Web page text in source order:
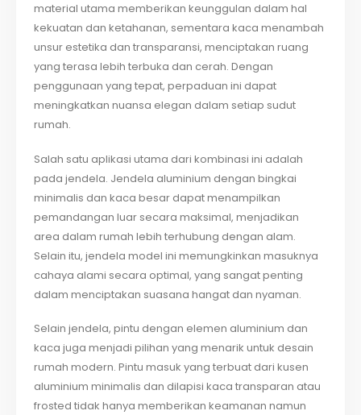
material utama memberikan keunggulan dalam hal
kekuatan dan ketahanan, sementara kaca menambah
unsur estetika dan transparansi, menciptakan ruang
yang terasa lebih terbuka dan cerah. Dengan
penggunaan yang tepat, perpaduan ini dapat
meningkatkan nuansa elegan dalam setiap sudut
rumah.
Salah satu aplikasi utama dari kombinasi ini adalah
pada jendela. Jendela aluminium dengan bingkai
minimalis dan kaca besar dapat menampilkan
pemandangan luar secara maksimal, menjadikan
area dalam rumah lebih terhubung dengan alam.
Selain itu, jendela model ini memungkinkan masuknya
cahaya alami secara optimal, yang sangat penting
dalam menciptakan suasana hangat dan nyaman.
Selain jendela, pintu dengan elemen aluminium dan
kaca juga menjadi pilihan yang menarik untuk desain
rumah modern. Pintu masuk yang terbuat dari kusen
aluminium minimalis dan dilapisi kaca transparan atau
frosted tidak hanya memberikan keamanan namun